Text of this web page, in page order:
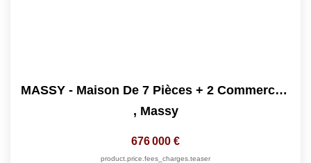
MASSY - Maison De 7 Pièces + 2 Commerces À Rénover Sur Un...
, Massy
676 000 €
product.price.fees_charges.teaser